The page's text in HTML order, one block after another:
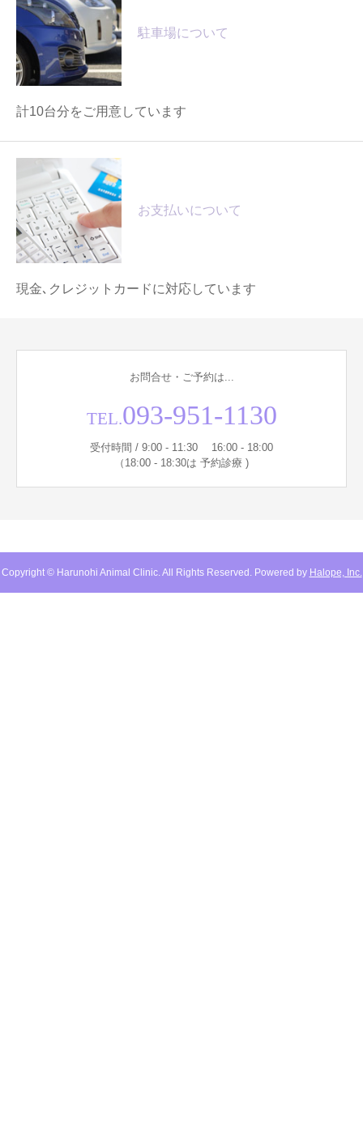
駐車場について
計10台分をご用意しています
お支払いについて
現金､クレジットカードに対応しています
お問合せ・ご予約は...
TEL.093-951-1130
受付時間 / 9:00 - 11:30 16:00 - 18:00
（18:00 - 18:30は 予約診療 )
Copyright © Harunohi Animal Clinic. All Rights Reserved. Powered by Halope, Inc.